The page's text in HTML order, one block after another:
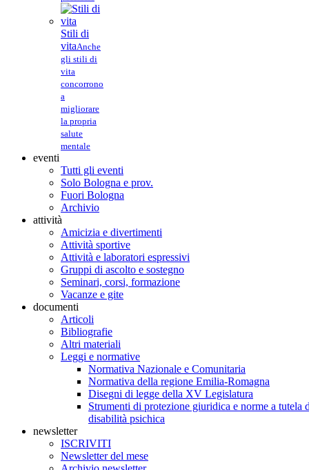
Stili di
vitaAnche
gli stili di
vita
concorrono
a
migliorare
la propria
salute
mentale
eventi
Tutti gli eventi
Solo Bologna e prov.
Fuori Bologna
Archivio
attività
Amicizia e divertimenti
Attività sportive
Attività e laboratori espressivi
Gruppi di ascolto e sostegno
Seminari, corsi, formazione
Vacanze e gite
documenti
Articoli
Bibliografie
Altri materiali
Leggi e normative
Normativa Nazionale e Comunitaria
Normativa della regione Emilia-Romagna
Disegni di legge della XV Legislatura
Strumenti di protezione giuridica e norme a tutela
disabilità psichica
newsletter
ISCRIVITI
Newsletter del mese